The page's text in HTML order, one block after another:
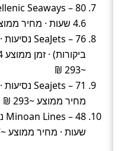
4.6 שעות · מחיר ממוצע ~267 ₪
~293 ₪
מחיר ממוצע ~293 ₪
שעות · מחיר ממוצע ~167 ₪